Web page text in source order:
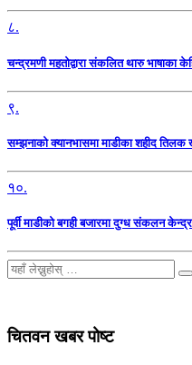
८.
चन्द्रमणी महतोद्वारा संकलित थारु भाषाका
९.
सम्झनाको क्यानभासमा माडीका शहीद तिलक
१०.
पूर्वी माडीको बगही बजारमा दुग्ध संकलन
चितवन खबर पोष्ट